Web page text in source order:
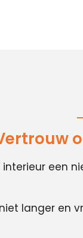
interieur een
langer en